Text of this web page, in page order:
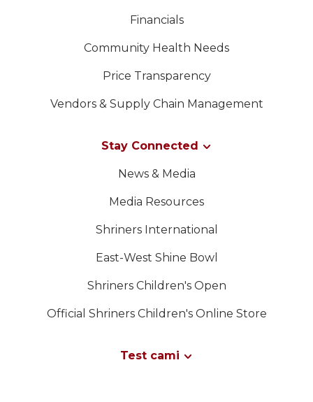
Financials
Community Health Needs
Price Transparency
Vendors & Supply Chain Management
Stay Connected
News & Media
Media Resources
Shriners International
East-West Shine Bowl
Shriners Children's Open
Official Shriners Children's Online Store
Test cami